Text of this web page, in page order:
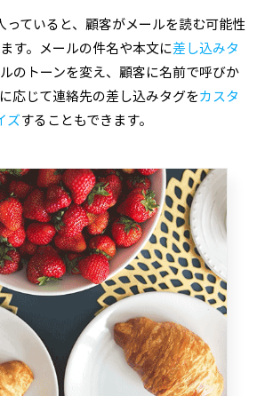
っていると、顧客がメールを読む可能性
す。メールの件名や本文に差し込みタ
のトーンを変え、顧客に名前で呼びか
応じて連絡先の差し込みタグをカスタ
ズすることもできます。